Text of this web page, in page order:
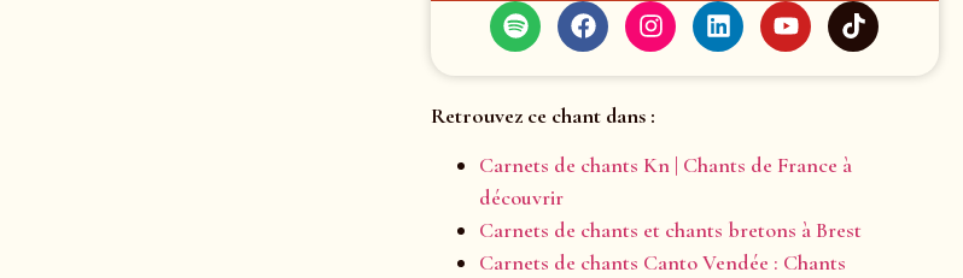
Retrouvez ce chant dans :
Carnets de chants Kn | Chants de France à
découvrir
Carnets de chants et chants bretons à Brest
Carnets de chants Canto Vendée : Chants